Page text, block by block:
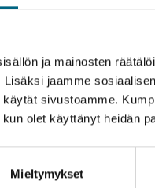
ja mainosten
jaamme
sivustoamme.
olet käyttänyt heidän
Mieltymykset
Kuvat Yhteenveto